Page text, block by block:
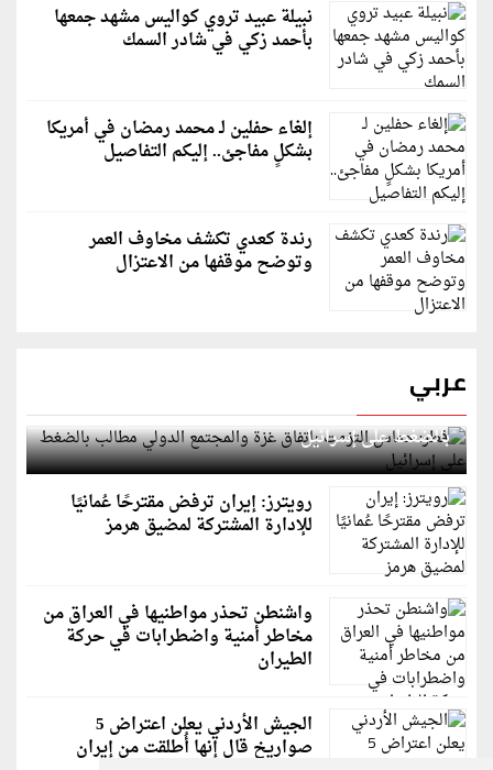
نبيلة عبيد تروي كواليس مشهد جمعها
بأحمد زكي في شادر السمك
إلغاء حفلين لـ محمد رمضان في أمريكا
بشكلٍ مفاجئ.. إليكم التفاصيل
رندة كعدي تكشف مخاوف العمر
وتوضح موقفها من الاعتزال
عربي
قطر: حماس التزمت باتفاق غزة والمجتمع الدولي مطالب
بالضغط على إسرائيل
رويترز: إيران ترفض مقترحًا عُمانيًا
للإدارة المشتركة لمضيق هرمز
واشنطن تحذر مواطنيها في العراق من
مخاطر أمنية واضطرابات في حركة
الطيران
الجيش الأردني يعلن اعتراض 5
صواريخ قال إنها أُطلقت من إيران